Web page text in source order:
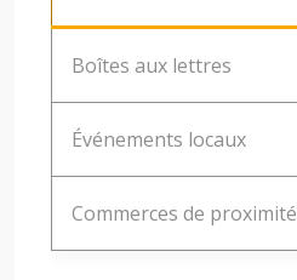
Boîtes aux lettres
Événements locaux
Commerces de proximité